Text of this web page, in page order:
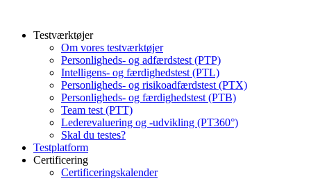
Testværktøjer
Om vores testværktøjer
Personligheds- og adfærdstest (PTP)
Intelligens- og færdighedstest (PTL)
Personligheds- og risikoadfærdstest (PTX)
Personligheds- og færdighedstest (PTB)
Team test (PTT)
Lederevaluering og -udvikling (PT360°)
Skal du testes?
Testplatform
Certificering
Certificeringskalender